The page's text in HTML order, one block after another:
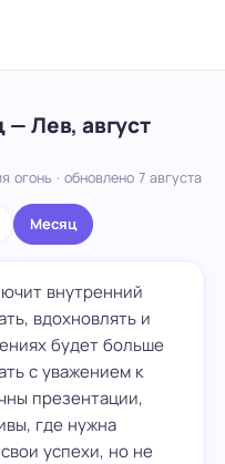
— Лев, август
огонь · обновлено 7 августа
Месяц
внутренний
вдохновлять и
будет больше
с уважением к
презентации,
где нужна
успехи, но не